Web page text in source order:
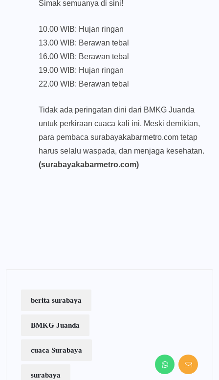
Simak semuanya di sini!
10.00 WIB: Hujan ringan
13.00 WIB: Berawan tebal
16.00 WIB: Berawan tebal
19.00 WIB: Hujan ringan
22.00 WIB: Berawan tebal
Tidak ada peringatan dini dari BMKG Juanda
untuk perkiraan cuaca kali ini. Meski demikian,
para pembaca surabayakabarmetro.com tetap
harus selalu waspada, dan menjaga kesehatan.
(surabayakabarmetro.com)
berita surabaya
BMKG Juanda
cuaca Surabaya
surabaya